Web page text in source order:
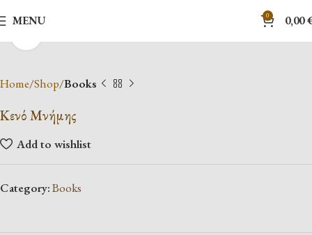
MENU 0 0,00
Home Shop Books
Κενό Μνήμης
Add to wishlist
Category:Books